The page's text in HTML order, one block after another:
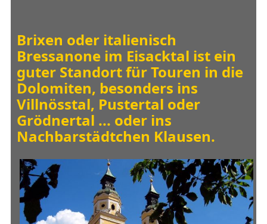
Brixen oder italienisch
Bressanone im Eisacktal ist ein
guter Standort für Touren in die
Dolomiten, besonders ins
Villnösstal, Pustertal oder
Grödnertal ... oder ins
Nachbarstädtchen Klausen.